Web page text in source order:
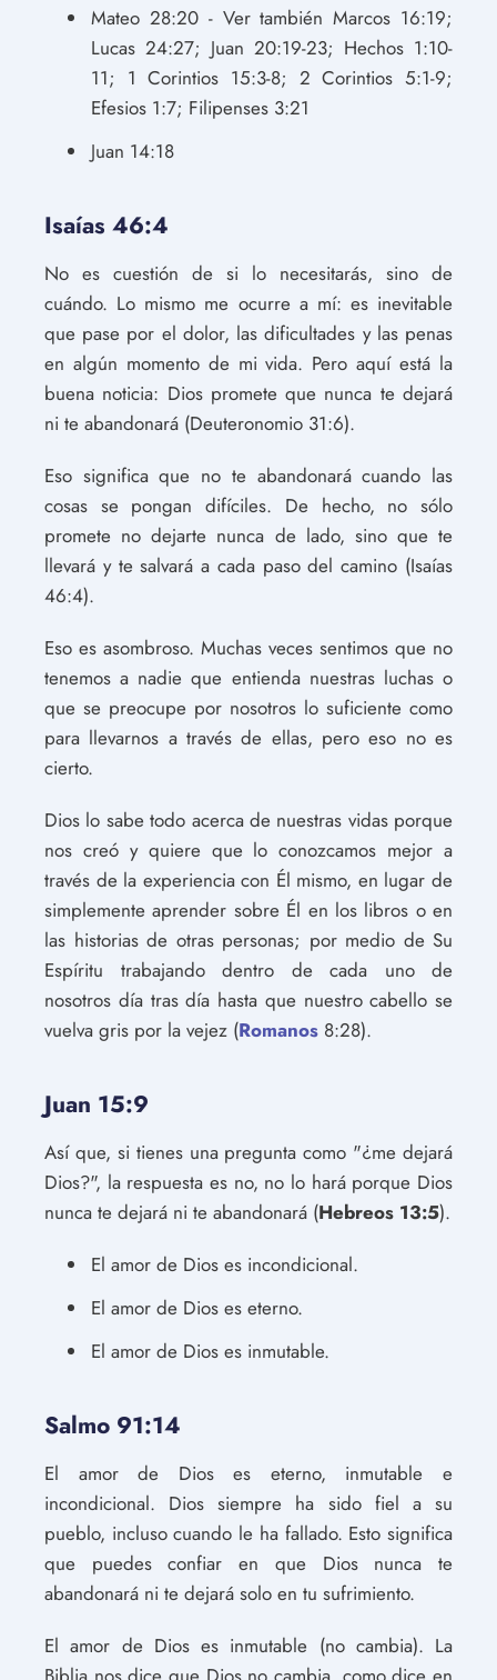
Mateo 28:20 - Ver también Marcos 16:19;
Lucas 24:27; Juan 20:19-23; Hechos 1:10-
11; 1 Corintios 15:3-8; 2 Corintios 5:1-9;
Efesios 1:7; Filipenses 3:21
Juan 14:18
Isaías 46:4
No es cuestión de si lo necesitarás, sino de
cuándo. Lo mismo me ocurre a mí: es inevitable
que pase por el dolor, las dificultades y las penas
en algún momento de mi vida. Pero aquí está la
buena noticia: Dios promete que nunca te dejará
ni te abandonará (Deuteronomio 31:6).
Eso significa que no te abandonará cuando las
cosas se pongan difíciles. De hecho, no sólo
promete no dejarte nunca de lado, sino que te
llevará y te salvará a cada paso del camino (Isaías
46:4).
Eso es asombroso. Muchas veces sentimos que no
tenemos a nadie que entienda nuestras luchas o
que se preocupe por nosotros lo suficiente como
para llevarnos a través de ellas, pero eso no es
cierto.
Dios lo sabe todo acerca de nuestras vidas porque
nos creó y quiere que lo conozcamos mejor a
través de la experiencia con Él mismo, en lugar de
simplemente aprender sobre Él en los libros o en
las historias de otras personas; por medio de Su
Espíritu trabajando dentro de cada uno de
nosotros día tras día hasta que nuestro cabello se
vuelva gris por la vejez (Romanos 8:28).
Juan 15:9
Así que, si tienes una pregunta como "¿me dejará
Dios?", la respuesta es no, no lo hará porque Dios
nunca te dejará ni te abandonará (Hebreos 13:5).
El amor de Dios es incondicional.
El amor de Dios es eterno.
El amor de Dios es inmutable.
Salmo 91:14
El amor de Dios es eterno, inmutable e
incondicional. Dios siempre ha sido fiel a su
pueblo, incluso cuando le ha fallado. Esto significa
que puedes confiar en que Dios nunca te
abandonará ni te dejará solo en tu sufrimiento.
El amor de Dios es inmutable (no cambia). La